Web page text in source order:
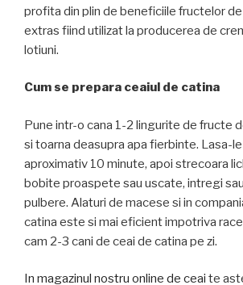
profita din plin de beneficiile fructelor de
extras fiind utilizat la producerea de
lotiuni.
Cum se prepara ceaiul de catina
Pune intr-o cana 1-2 lingurite de fructe
si toarna deasupra apa fierbinte. Lasa-
aproximativ 10 minute, apoi strecoara
bobite proaspete sau uscate, intregi
pulbere. Alaturi de macese si in
catina este si mai eficient impotriva
cam 2-3 cani de ceai de catina pe zi.
In magazinul nostru online de ceai te